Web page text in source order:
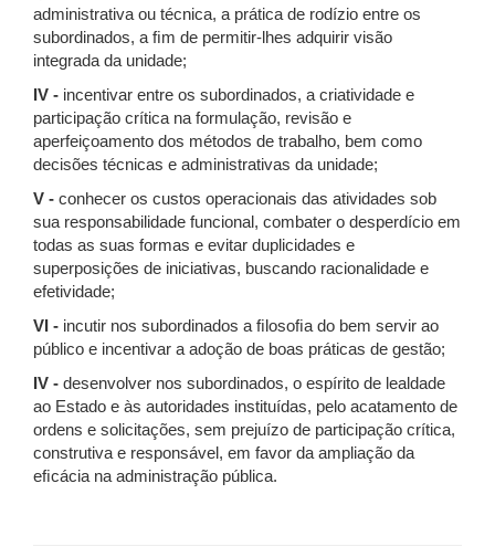
administrativa ou técnica, a prática de rodízio entre os
subordinados, a ﬁm de permitir-lhes adquirir visão
integrada da unidade;
IV - incentivar entre os subordinados, a criatividade e
participação crítica na formulação, revisão e
aperfeiçoamento dos métodos de trabalho, bem como
decisões técnicas e administrativas da unidade;
V - conhecer os custos operacionais das atividades sob
sua responsabilidade funcional, combater o desperdício em
todas as suas formas e evitar duplicidades e
superposições de iniciativas, buscando racionalidade e
efetividade;
VI - incutir nos subordinados a ﬁlosoﬁa do bem servir ao
público e incentivar a adoção de boas práticas de gestão;
IV - desenvolver nos subordinados, o espírito de lealdade
ao Estado e às autoridades instituídas, pelo acatamento de
ordens e solicitações, sem prejuízo de participação crítica,
construtiva e responsável, em favor da ampliação da
eﬁcácia na administração pública.